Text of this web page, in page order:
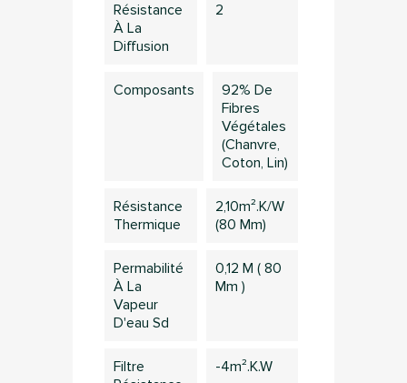
Résistance
À La
Diffusion
2
Composants
92% De
Fibres
Végétales
(chanvre,
Coton, Lin)
Résistance
Thermique
2,10m².k/w
(80 Mm)
Permabilité
À La
Vapeur
D'eau Sd
0,12 M ( 80
Mm )
Filtre
-4m².K.W